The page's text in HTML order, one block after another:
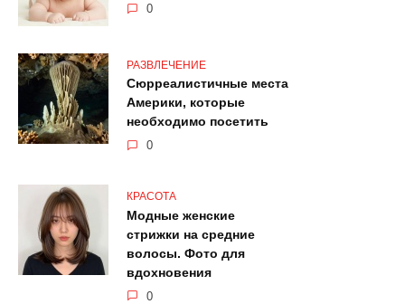
0
РАЗВЛЕЧЕНИЕ
Сюрреалистичные места
Америки, которые
необходимо посетить
0
КРАСОТА
Модные женские
стрижки на средние
волосы. Фото для
вдохновения
0